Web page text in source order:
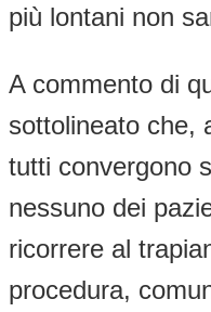
più lontani non
A commento di
sottolineato che,
tutti convergono
nessuno dei
ricorrere al
procedura,